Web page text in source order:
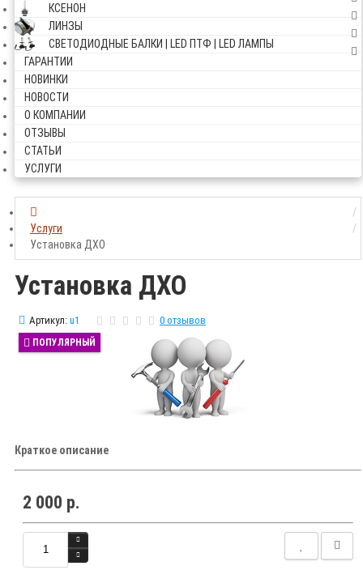
КСЕНОН
ЛИНЗЫ
СВЕТОДИОДНЫЕ БАЛКИ | LED ПТФ | LED ЛАМПЫ
ГАРАНТИИ
НОВИНКИ
НОВОСТИ
О КОМПАНИИ
ОТЗЫВЫ
СТАТЬИ
УСЛУГИ
Услуги
Установка ДХО
Установка ДХО
Артикул: u1 0 отзывов
ПОПУЛЯРНЫЙ
Краткое описание
2 000 р.